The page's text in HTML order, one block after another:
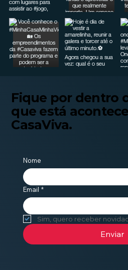
Fique por dentro
que está
CasaViva.
Nome
Email *
Sim, quero receber
Enviar